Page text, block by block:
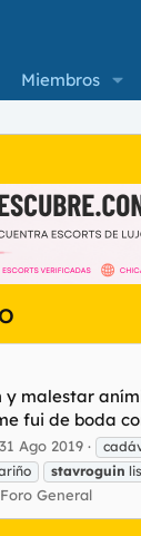
Miembros
y malestar
fui de boda
31 Ago 2019
stavroguin
Foro General